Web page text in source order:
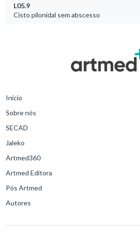
L05.9
Cisto pilonidal sem abscesso
Início
Sobre nós
SECAD
Jaleko
Artmed360
Artmed Editora
Pós Artmed
Autores